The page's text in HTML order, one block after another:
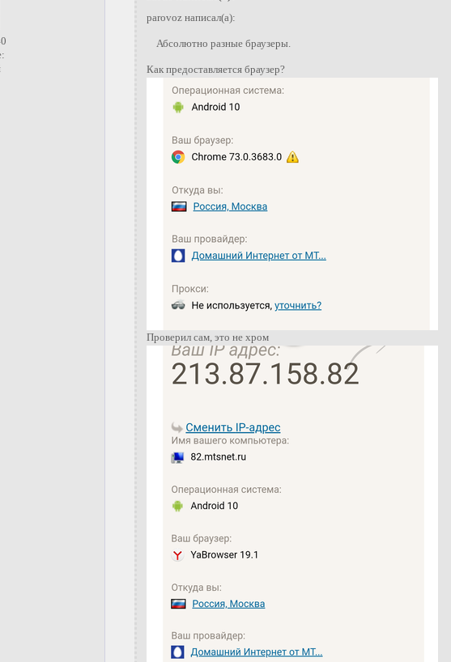
parovoz написал(а):
Абсолютно разные браузеры.
Как предоставляется браузер?
Проверил сам, это не хром